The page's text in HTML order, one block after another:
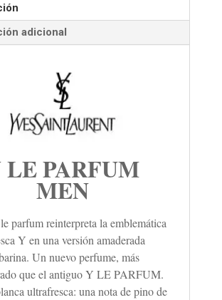
adicional
LE PARFUM
MEN
parfum reinterpreta la emblemática
Y en una versión amaderada
Un nuevo perfume, más
que el antiguo Y LE PARFUM.
ultrafresca: una nota de pino de